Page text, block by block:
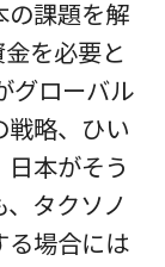
の課題を解
を必要と
グローバル
戦略、ひい
本がそう
タクソノ
る場合には